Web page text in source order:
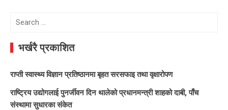
Search
भर्खरै प्रकाशित
राप्ती स्वास्थ्य विज्ञान प्रतिष्ठानमा बृहत सरसफाइ तथा वृक्षारोपण
राष्ट्रिय उद्योगलाई पुनर्जीवन दिन थालेको प्रधानमन्त्री शाहको दाबी, पाँच
संस्थामा सुधारका संकेत